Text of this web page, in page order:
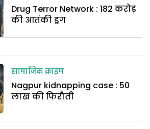
Drug Terror Network : 182 करोड़
की आतंकी ड्रग
सामाजिक क्राइम
Nagpur kidnapping case : 50
लाख की फिरौती